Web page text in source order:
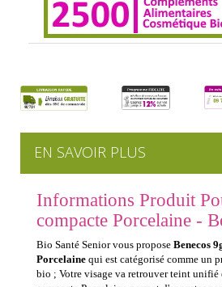
EN SAVOIR PLUS
Informations Produit
compacte Porcelaine -
Bio Santé Senior vous propose Benecos
Porcelaine qui est catégorisé comme un
bio ; Votre visage va retrouver teint unifié